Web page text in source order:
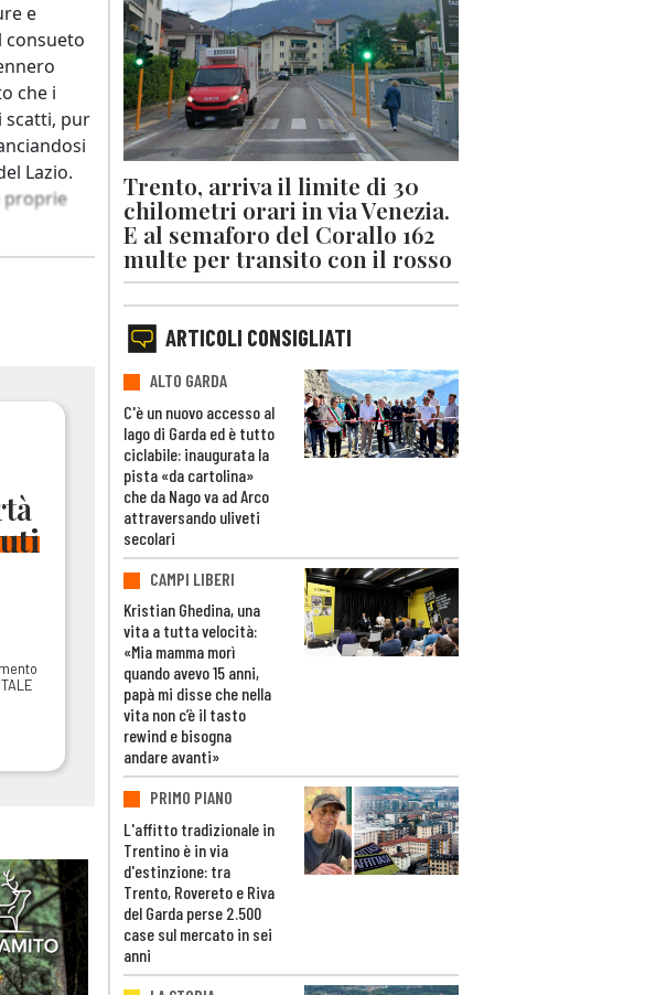
e
consueto
che i
scatti, pur
Lazio.
proprie
Trento, arriva il limite di 30
chilometri orari in via Venezia.
E al semaforo del Corallo 162
multe per transito con il rosso
ARTICOLI CONSIGLIATI
ALTO GARDA
C'è un nuovo accesso al
lago di Garda ed è tutto
ciclabile: inaugurata la
pista «da cartolina»
che da Nago va ad Arco
attraversando uliveti
secolari
CAMPI LIBERI
Kristian Ghedina, una
vita a tutta velocità:
«Mia mamma morì
quando avevo 15 anni,
papà mi disse che nella
vita non c’è il tasto
rewind e bisogna
andare avanti»
PRIMO PIANO
L'affitto tradizionale in
Trentino è in via
d'estinzione: tra
Trento, Rovereto e Riva
del Garda perse 2.500
case sul mercato in sei
anni